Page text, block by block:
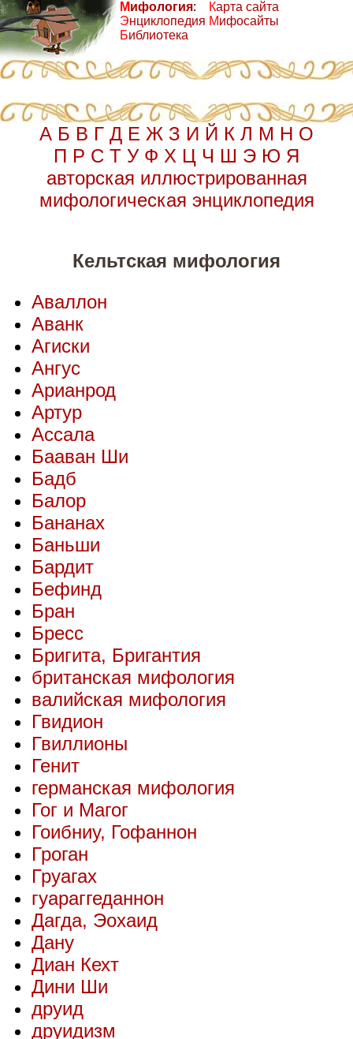
Мифология:
Энциклопедия
Библиотека
Карта сайта
Мифосайты
А Б В Г Д Е Ж З И Й К Л М Н О
П Р С Т У Ф Х Ц Ч Ш Э Ю Я
авторская иллюстрированная
мифологическая энциклопедия
Кельтская мифология
Аваллон
Аванк
Агиски
Ангус
Арианрод
Артур
Ассала
Бааван Ши
Бадб
Балор
Бананах
Баньши
Бардит
Бефинд
Бран
Бресс
Бригита, Бригантия
британская мифология
валийская мифология
Гвидион
Гвиллионы
Генит
германская мифология
Гог и Магог
Гоибниу, Гофаннон
Гроган
Груагах
гуараггеданнон
Дагда, Эохаид
Дану
Диан Кехт
Дини Ши
друид
друидизм